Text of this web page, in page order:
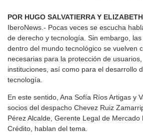
POR HUGO SALVATIERRA Y
IberoNews.- Pocas veces se escucha
de derecho y tecnología. Sin embargo,
dentro del mundo tecnológico se vuelven
necesarias para la protección de
instituciones, así como para el desarrollo
tecnología.
En este sentido, Ana Sofía Ríos Artigas y
socios del despacho Chevez Ruiz
Pérez Alcalde, Gerente Legal de Mercado
Crédito, hablan del tema.